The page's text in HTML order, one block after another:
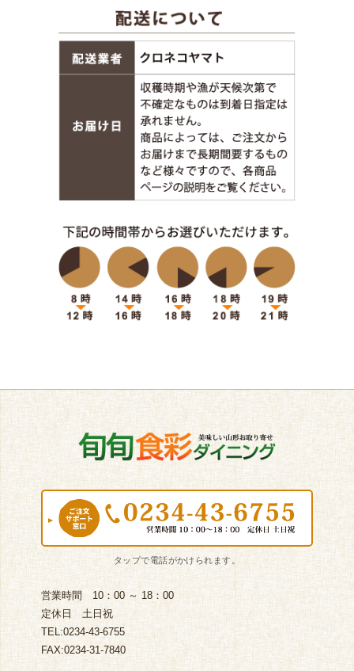
営業時間 10：00 ～ 18：00
定休日 土日祝
TEL:0234-43-6755
FAX:0234-31-7840